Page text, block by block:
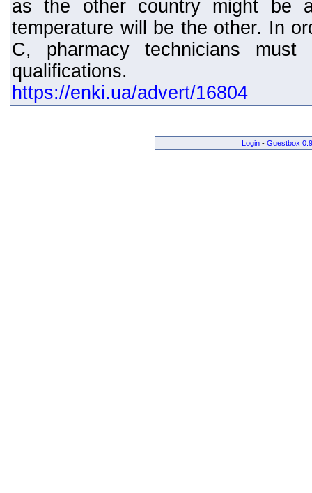
as the other country might be
temperature will be the other. In
C, pharmacy technicians
qualifications.
https://enki.ua/advert/16804
Login- Guestbox